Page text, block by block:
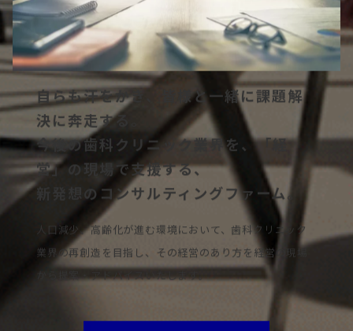
自らも汗をかき、皆様と一緒に課題解
決に奔走する。
今後の歯科クリニック業界を、「経
営」の現場で支援する、
新発想のコンサルティングファーム。
人口減少、高齢化が進む環境において、歯科クリニック
業界の再創造を目指し、その経営のあり方を経営の現場
から提案・アドバイスいたします。